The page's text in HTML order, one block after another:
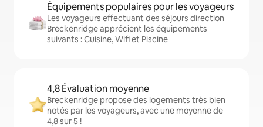
Équipements populaires pour les voyageurs
Les voyageurs effectuant des séjours direction
Breckenridge apprécient les équipements
suivants : Cuisine, Wifi et Piscine
4,8 Évaluation moyenne
Breckenridge propose des logements très bien
notés par les voyageurs, avec une moyenne de
4,8 sur 5 !